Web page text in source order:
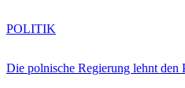
Die polnische Regierung lehnt den
POLITIK